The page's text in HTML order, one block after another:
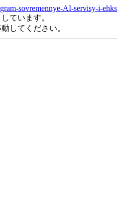
sovremennye-AI-servisy-i-
ています。
してください。